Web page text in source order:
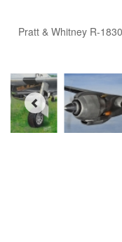
Pratt & Whitney R-